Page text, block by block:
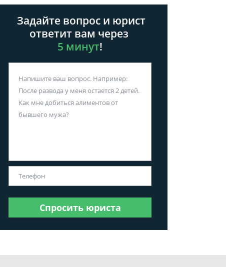
Задайте вопрос и юрист
ответит вам через
5 минут!
Спросить юриста